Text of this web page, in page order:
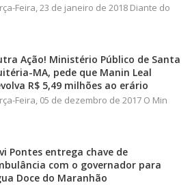
Feira, 23 de janeiro de 2018 Diante do
Ação! Ministério Público de Santa
MA, pede que Manin Leal
R$ 5,49 milhões ao erário
Feira, 05 de dezembro de 2017 O Min
Pontes entrega chave de
com o governador para
Doce do Maranhão